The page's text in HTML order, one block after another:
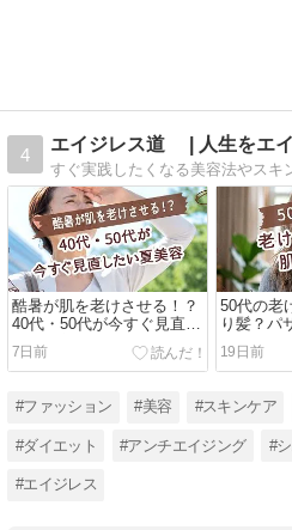
4
酷暑が肌を老けさせる！？
40代・50代が今すぐ見直し
たい夏美容
7日前
50代の老
り髪？パ
ケア必須
19日前
#ファッション #美容 #スキンケア
#ダイエット #アンチエイジング #
#エイジレス